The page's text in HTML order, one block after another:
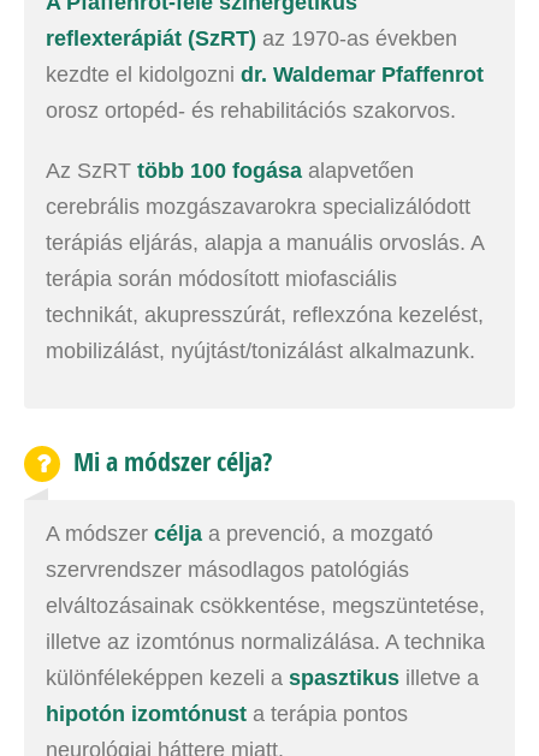
reflexterápiát (SzRT) az 1970-as években
kezdte el kidolgozni dr. Waldemar Pfaffenrot
orosz ortopéd- és rehabilitációs szakorvos.
Az SzRT több 100 fogása alapvetően
cerebrális mozgászavarokra specializálódott
terápiás eljárás, alapja a manuális orvoslás. A
terápia során módosított miofasciális
technikát, akupresszúrát, reflexzóna kezelést,
mobilizálást, nyújtást/tonizálást alkalmazunk.
Mi a módszer célja?
A módszer célja a prevenció, a mozgató
szervrendszer másodlagos patológiás
elváltozásainak csökkentése, megszüntetése,
illetve az izomtónus normalizálása. A technika
különféleképpen kezeli a spasztikus illetve a
hipotón izomtónust a terápia pontos
neurológiai háttere miatt.